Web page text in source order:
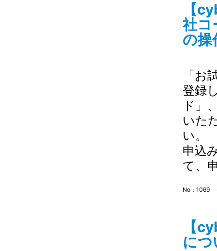
【
社コ
の
「お
登録
ド」
いた
い。
申込
て、
No：1069
【
に